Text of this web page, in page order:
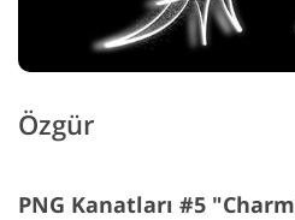
Özgür
PNG Kanatları #5